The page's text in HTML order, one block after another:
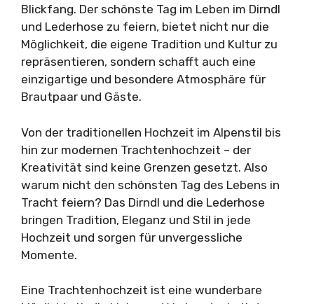
Blickfang. Der schönste Tag im Leben im Dirndl
und Lederhose zu feiern, bietet nicht nur die
Möglichkeit, die eigene Tradition und Kultur zu
repräsentieren, sondern schafft auch eine
einzigartige und besondere Atmosphäre für
Brautpaar und Gäste.
Von der traditionellen Hochzeit im Alpenstil bis
hin zur modernen Trachtenhochzeit – der
Kreativität sind keine Grenzen gesetzt. Also
warum nicht den schönsten Tag des Lebens in
Tracht feiern? Das Dirndl und die Lederhose
bringen Tradition, Eleganz und Stil in jede
Hochzeit und sorgen für unvergessliche
Momente.
Eine Trachtenhochzeit ist eine wunderbare